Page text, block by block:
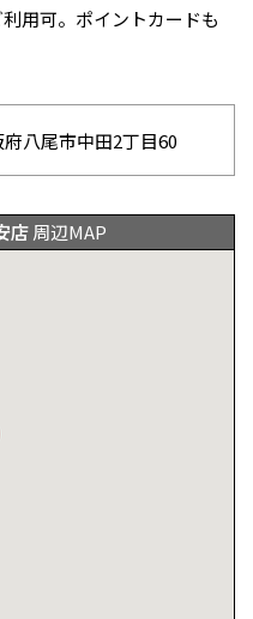
用可。ポイントカードも
府八尾市中田2丁目60
店周辺MAP